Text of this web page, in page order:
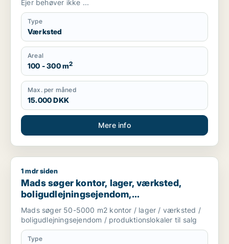
Ejer behøver ikke ...
Type
Værksted
Areal
100 - 300 m2
Max. per måned
15.000 DKK
Mere info
Mads søger kontor, lager, værksted,
1 mdr siden
Mads søger kontor, lager, værksted,
boligudlejningsejendom,
produktionslokaler eller garage til salg i
København
Mads søger 50-5000 m2 kontor / lager / værksted /
boligudlejningsejendom / produktionslokaler til salg
Type